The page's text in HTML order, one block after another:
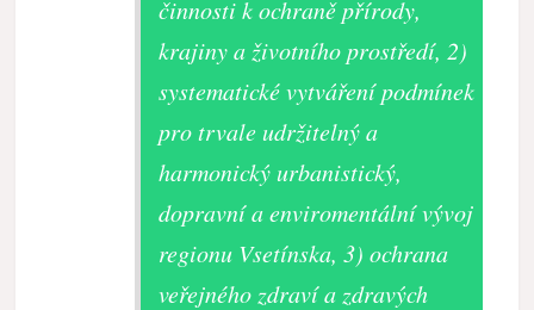
činnosti k ochraně přírody,
krajiny a životního prostředí, 2)
systematické vytváření podmínek
pro trvale udržitelný a
harmonický urbanistický,
dopravní a enviromentální vývoj
regionu Vsetínska, 3) ochrana
veřejného zdraví a zdravých